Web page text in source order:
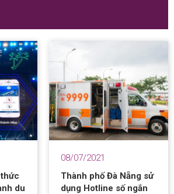
du
08/07/2021
Thành phố Đà Nẵng sử
dụng Hotline số ngắn